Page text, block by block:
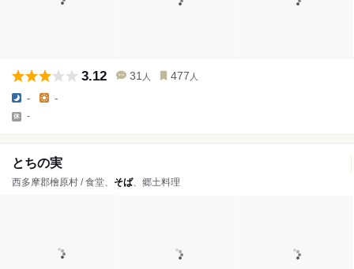
3.12 31 人 477 人
- -
-
とちの実
西多摩郡檜原村 / 食堂、 そば、郷土料理